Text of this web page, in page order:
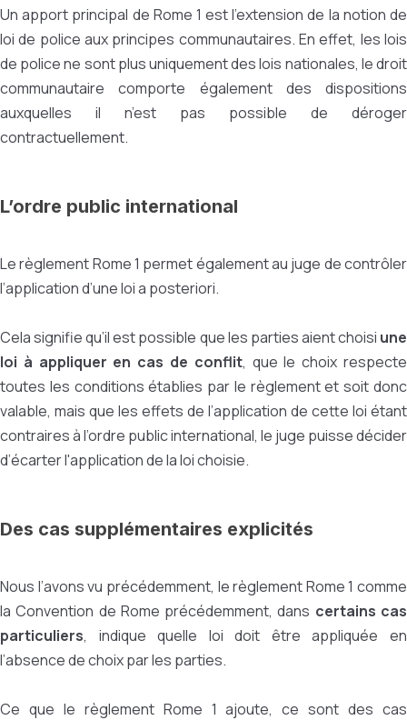
Un apport principal de Rome 1 est l’extension de la notion de
loi de police aux principes communautaires. En effet, les lois
de police ne sont plus uniquement des lois nationales, le droit
communautaire comporte également des dispositions
auxquelles il n’est pas possible de déroger
contractuellement.
L’ordre public international
Le règlement Rome 1 permet également au juge de contrôler
l’application d’une loi a posteriori.
Cela signifie qu’il est possible que les parties aient choisi une
loi à appliquer en cas de conflit, que le choix respecte
toutes les conditions établies par le règlement et soit donc
valable, mais que les effets de l’application de cette loi étant
contraires à l’ordre public international, le juge puisse décider
d’écarter l'application de la loi choisie.
Des cas supplémentaires explicités
Nous l’avons vu précédemment, le règlement Rome 1 comme
la Convention de Rome précédemment, dans certains cas
particuliers, indique quelle loi doit être appliquée en
l’absence de choix par les parties.
Ce que le règlement Rome 1 ajoute, ce sont des cas